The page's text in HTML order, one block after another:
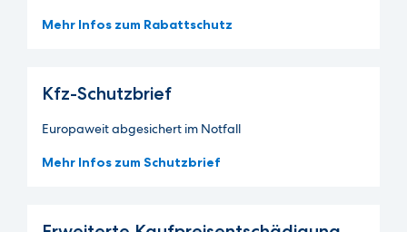
Mehr Infos zum Rabattschutz
Kfz-Schutzbrief
Europaweit abgesichert im Notfall
Mehr Infos zum Schutzbrief